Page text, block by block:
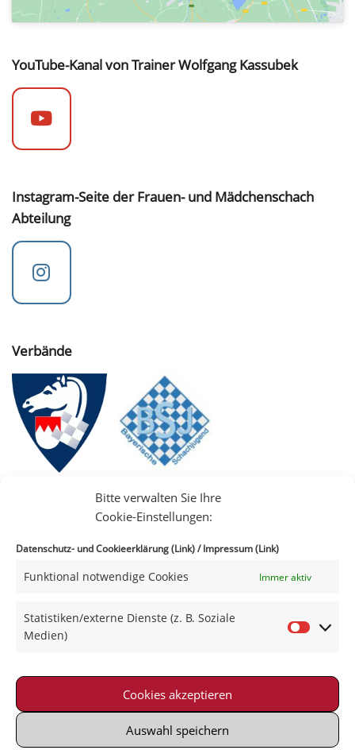
Bitte verwalten Sie Ihre
Cookie-Einstellungen:
Datenschutz- und Cookieerklärung (Link)/Impressum (Link)
Funktional notwendige Cookies Immer aktiv
Statistiken/externe Dienste (z. B. Soziale
Medien)
Cookies akzeptieren
Auswahl speichern
YouTube-Kanal von Trainer Wolfgang Kassubek
Instagram-Seite der Frauen- und Mädchenschach
Abteilung
Verbände
|Datenschutz|Kontakt
© 2021-2026 Schachklub Schweinfurt 2000 e. V.
Powered by Wordpress with Neve-Theme